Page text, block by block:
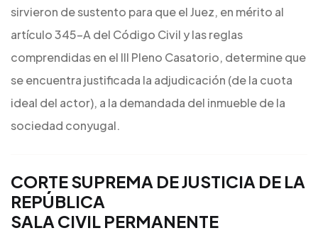
que
indemnización
[Casación
sirvieron de sustento para que el Juez, en mérito al
artículo 345-A del Código Civil y las reglas
comprendidas en el III Pleno Casatorio, determine que
se encuentra justificada la adjudicación (de la cuota
ideal del actor), a la demandada del inmueble de la
sociedad conyugal.
CORTE SUPREMA DE JUSTICIA DE LA
REPÚBLICA
SALA CIVIL PERMANENTE